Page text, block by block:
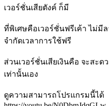
เวอร์ชั่นเสียตังค์ ก็มี
ที่พิเศษคือเวอร์ชั่นฟรีเค้า ไม่มี
จำกัดเวลาการใช้ฟรี
ส่วนเวอร์ชั่นเสียเงินคือ จะสะด
เท่านั้นเอง
ดูความสามารถโปรแกรมนี้ได้